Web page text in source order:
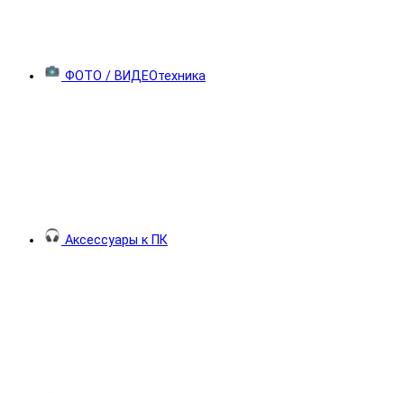
ФОТО / ВИДЕОтехника
Аксессуары к ПК